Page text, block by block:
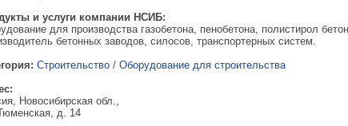
и услуги компании НСИБ:
для производства газобетона, пенобетона, полистирол
бетонных заводов, силосов, транспортерных систем.
Строительство / Оборудование для строительства
Новосибирская обл.,
д. 14